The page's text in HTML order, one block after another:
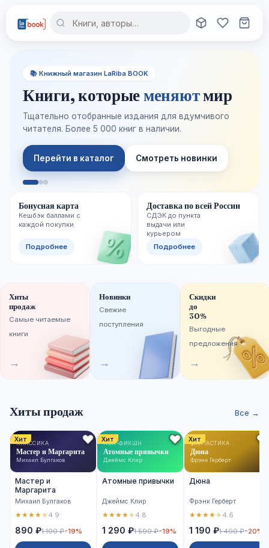
📚 Книжный магазин LaRiba BOOK
Книги, которыеменяютмир
Тщательно отобранные издания для вдумчивого
читателя. Более 5 000 книг в наличии.
Перейти в каталог Смотреть новинки
Бонусная карта
Кешбэк баллами с
каждой покупки
Подробнее
Доставка по всей России
СДЭК до пункта
выдачи или
курьером
Подробнее
Хиты
продаж
Самые читаемые
книги
→
Новинки
Свежие
поступления
→
Скидки
до
30%
Выгодные
предложения
→
Хиты продаж Все →
Хит
КЛАССИКА
Мастер и Маргарита
Михаил Булгаков
Мастер и
Маргарита
Михаил Булгаков
★★★★★4.9
890 ₽1 100 ₽-19%
Хит
НОН-ФИКШН
Атомные привычки
Джеймс Клир
Атомные привычки
Джеймс Клир
★★★★★4.8
1 290 ₽1 590 ₽-19%
Хит
ФАНТАСТИКА
Дюна
Фрэнк Герберт
Дюна
Фрэнк Герберт
★★★★★4.6
1 190 ₽1 490 ₽-20%